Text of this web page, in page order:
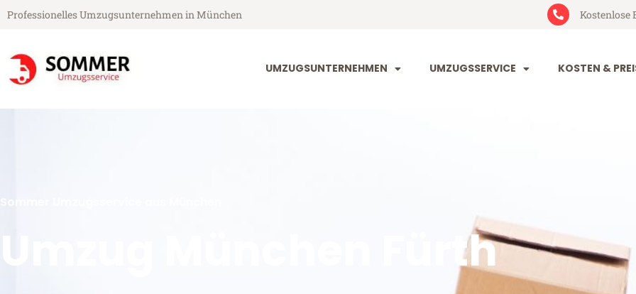
Professionelles Umzugsunternehmen in München Kostenlose
UMZUGSUNTERNEHMEN UMZUGSSERVICE KOSTEN &
Umzug München Fürth